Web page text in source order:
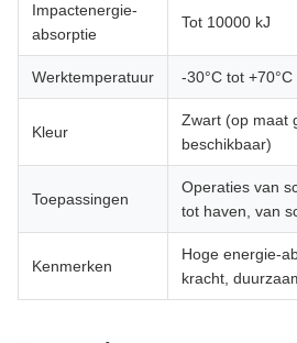
Impactenergie-
absorptie
Tot 10000 kJ
Werktemperatuur -30°C tot +70°C
Kleur
Zwart (op maat
beschikbaar)
Toepassingen
Operaties van
tot haven, van
Kenmerken
Hoge energie-
kracht,